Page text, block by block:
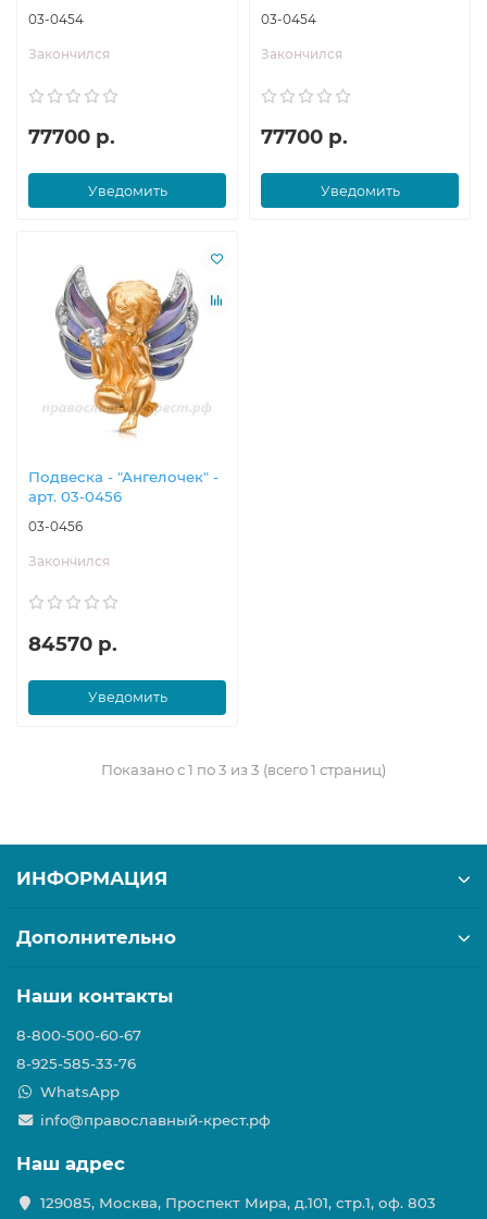
03-0454
Закончился
77700 р.
Уведомить
03-0454
Закончился
77700 р.
Уведомить
Подвеска - "Ангелочек" -
арт. 03-0456
03-0456
Закончился
84570 р.
Уведомить
Показано с 1 по 3 из 3 (всего 1 страниц)
ИНФОРМАЦИЯ
Дополнительно
Наши контакты
8-800-500-60-67
8-925-585-33-76
WhatsApp
info@православный-крест.рф
Наш адрес
129085, Москва, Проспект Мира, д.101, стр.1, оф. 803